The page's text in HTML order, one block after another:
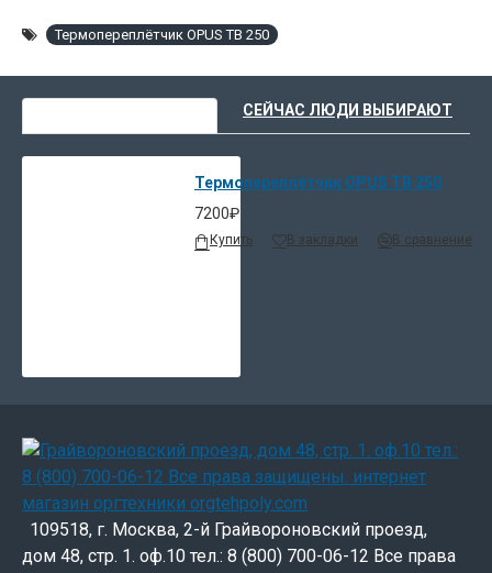
Термопереплётчик OPUS TB 250
СЕЙЧАС ЛЮДИ ВЫБИРАЮТ
Термопереплётчик OPUS TB 250
7200₽
Купить В закладки В сравнение
109518, г. Москва, 2-й Грайвороновский проезд,
дом 48, стр. 1. оф.10 тел.: 8 (800) 700-06-12 Все права